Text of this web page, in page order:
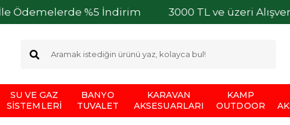
%5 İndirim 3000 TL ve üzeri
SU VE GAZ
SISTEMLERI
BANYO
TUVALET
KARAVAN
AKSESUARLARI
KAMP
OUTDOOR